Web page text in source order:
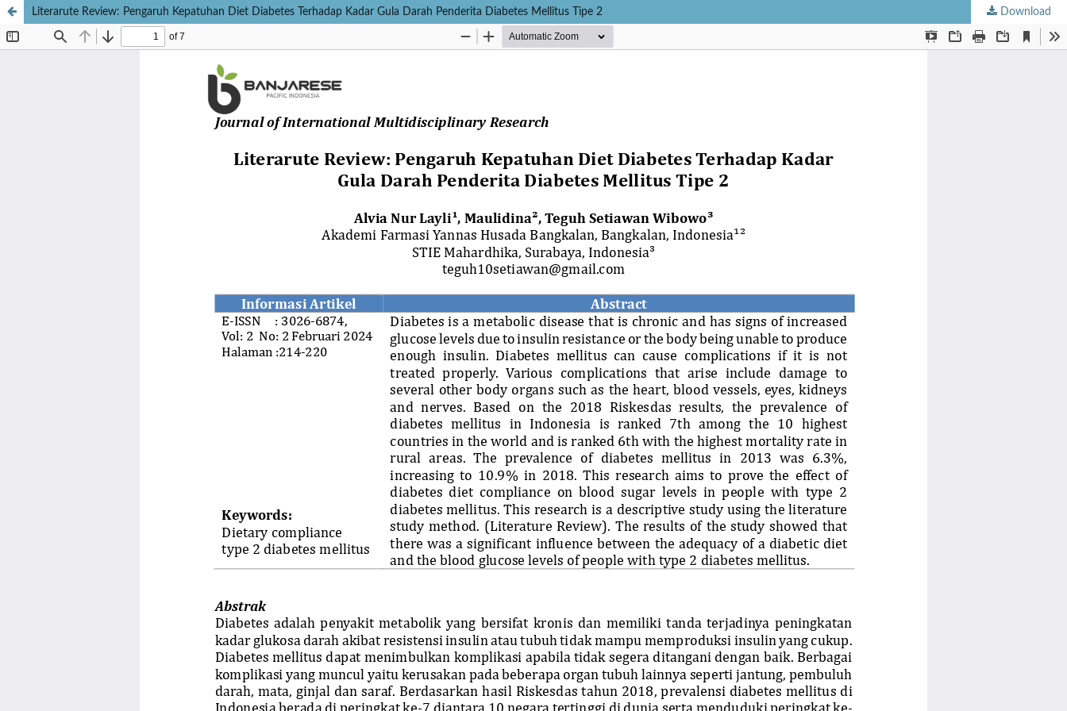
Literarute Review: Pengaruh Kepatuhan Diet Diabetes Terhadap Kadar Gula Darah Penderita Diabetes Mellitus Tipe 2 Download